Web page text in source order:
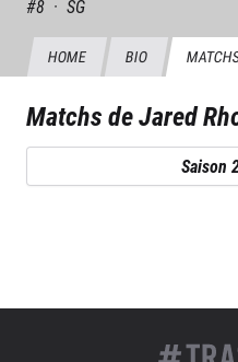
#8 · SG
HOME BIO
Matchs deJared
Saison